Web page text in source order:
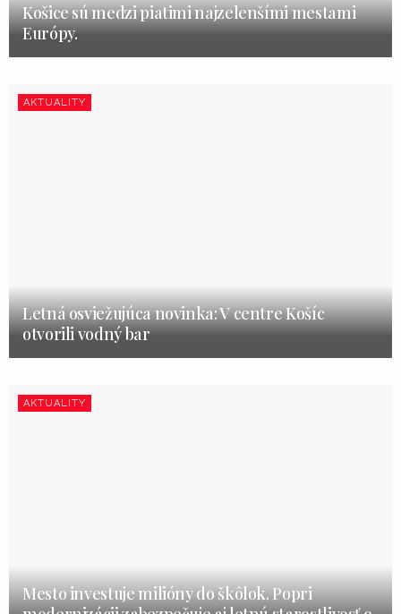
Košice sú medzi piatimi najzelenšími mestami
Európy.
AKTUALITY
Letná osviežujúca novinka: V centre Košíc
otvorili vodný bar
AKTUALITY
Mesto investuje milióny do škôlok. Popri